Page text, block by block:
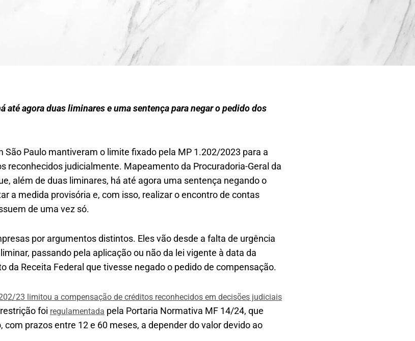
até agora duas liminares e uma sentença para negar o pedido dos
São Paulo mantiveram o limite fixado pela MP 1.202/2023 para a
reconhecidos judicialmente. Mapeamento da Procuradoria-Geral da
além de duas liminares, há até agora uma sentença negando o
a medida provisória e, com isso, realizar o encontro de contas
de uma vez só.
por argumentos distintos. Eles vão desde a falta de urgência
passando pela aplicação ou não da lei vigente à data da
da Receita Federal que tivesse negado o pedido de compensação.
23 limitou a compensação de créditos reconhecidos em decisões judiciais
foi regulamentada pela Portaria Normativa MF 14/24, que
prazos entre 12 e 60 meses, a depender do valor devido ao